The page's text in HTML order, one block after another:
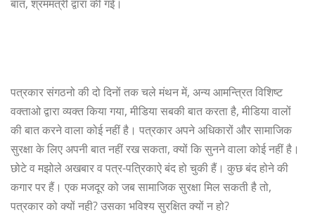
बात, श्रममंत्री द्वारा की गई।
पत्रकार संगठनो की दो दिनों तक चले मंथन में, अन्य आमन्त्रित विशिष्ट
वक्ताओ द्वारा व्यक्त किया गया, मीडिया सबकी बात करता है, मीडिया वालों
की बात करने वाला कोई नहीं है। पत्रकार अपने अधिकारों और सामाजिक
सुरक्षा के लिए अपनी बात नहीं रख सकता, क्यों कि सुनने वाला कोई नहीं है।
छोटे व मझोले अखबार व पत्र-पत्रिकाऐ बंद हो चुकी हैं। कुछ बंद होने की
कगार पर हैं। एक मजदूर को जब सामाजिक सुरक्षा मिल सकती है तो,
पत्रकार को क्यों नही? उसका भविश्य सुरक्षित क्यों न हो?